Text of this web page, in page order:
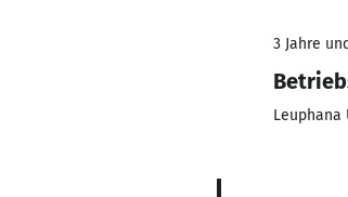
3 Jahre
Leuphana